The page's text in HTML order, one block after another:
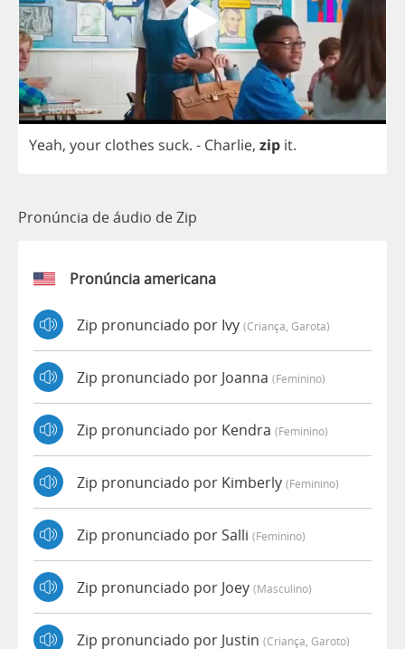
Yeah, your clothes suck. - Charlie, zip it.
Pronúncia de áudio de Zip
Pronúncia americana
Zip pronunciado por Ivy (criança, Garota)
Zip pronunciado por Joanna (feminino)
Zip pronunciado por Kendra (feminino)
Zip pronunciado por Kimberly (feminino)
Zip pronunciado por Salli (feminino)
Zip pronunciado por Joey (masculino)
Zip pronunciado por Justin (criança, Garoto)